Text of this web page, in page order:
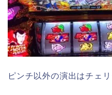
ピンチ以外の演出はチェ